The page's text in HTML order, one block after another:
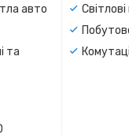
авто
та